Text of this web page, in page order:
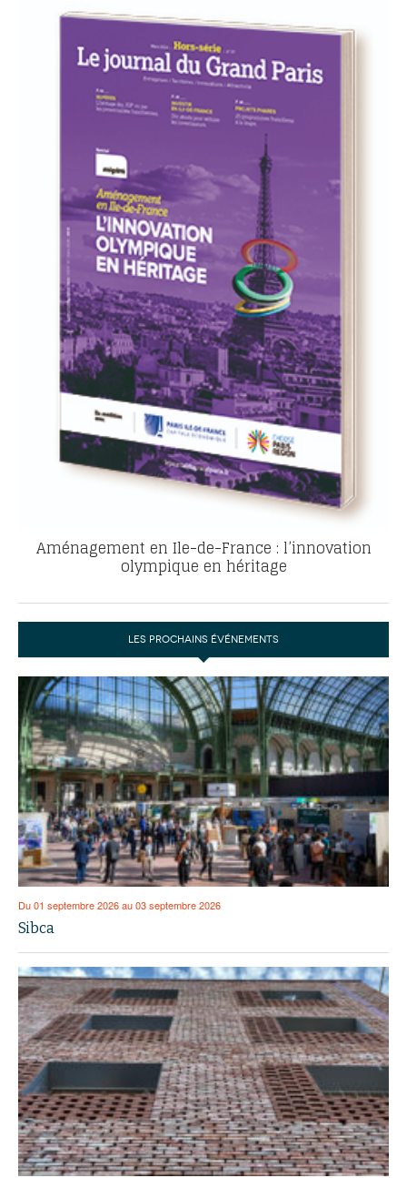
Aménagement en Ile-de-France : l’innovation
olympique en héritage
LES PROCHAINS ÉVÉNEMENTS
Du 01 septembre 2026 au 03 septembre 2026
Sibca